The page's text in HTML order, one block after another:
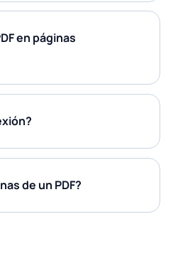
en páginas
de un PDF?